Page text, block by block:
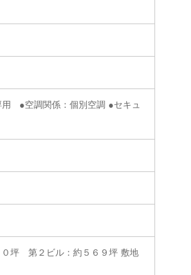
●空調関係：個別空調 ●セキュ
坪 第２ビル：約５６９坪 敷地